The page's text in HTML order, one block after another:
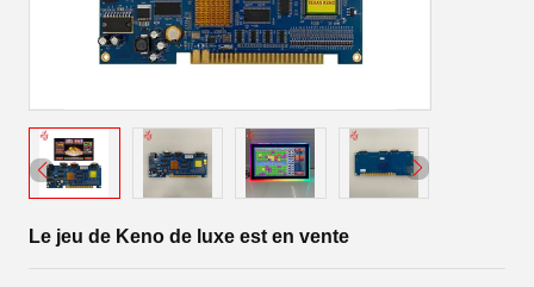
Le jeu de Keno de luxe est en vente